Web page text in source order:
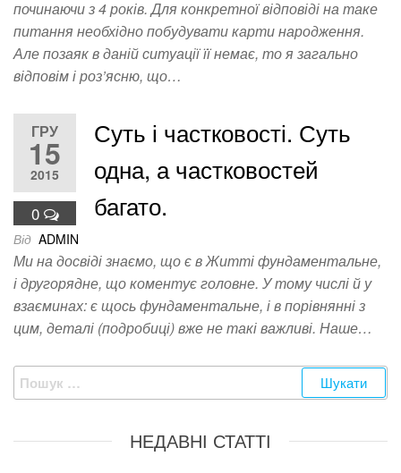
починаючи з 4 років. Для конкретної відповіді на таке
питання необхідно побудувати карти народження.
Але позаяк в даній ситуації її немає, то я загально
відповім і роз’ясню, що…
ГРУ
15
2015
0
Суть і частковості. Суть
одна, а частковостей
багато.
Від ADMIN
Ми на досвіді знаємо, що є в Житті фундаментальне,
і другорядне, що коментує головне. У тому числі й у
взаєминах: є щось фундаментальне, і в порівнянні з
цим, деталі (подробиці) вже не такі важливі. Наше…
Пошук:
НЕДАВНІ СТАТТІ